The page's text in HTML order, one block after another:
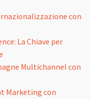
con
La Chiave per
Multichannel con
Marketing con